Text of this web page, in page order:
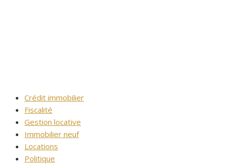
Crédit immobilier
Fiscalité
Gestion locative
Immobilier neuf
Locations
Politique